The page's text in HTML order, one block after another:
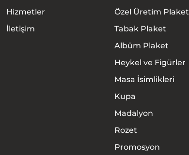
Hizmetler
İletişim
Özel Üretim Plaket
Tabak Plaket
Albüm Plaket
Heykel ve Figürler
Masa İsimlikleri
Kupa
Madalyon
Rozet
Promosyon
Anasayfa